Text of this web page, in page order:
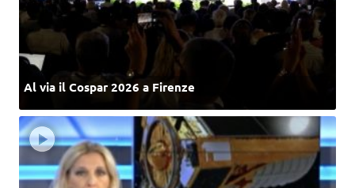
Al via il Cospar 2026 a Firenze